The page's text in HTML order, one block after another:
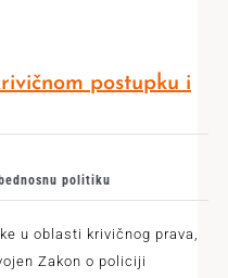
postupku i
politiku
u oblasti krivičnog prava,
Zakon o policiji